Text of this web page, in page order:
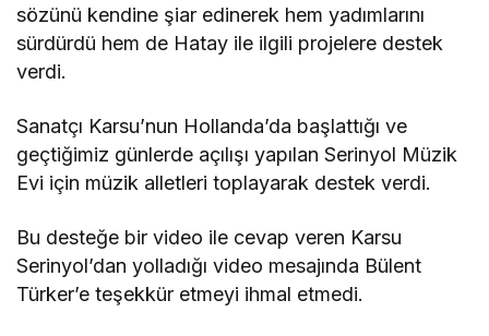
sözünü kendine şiar edinerek hem yadımlarını
sürdürdü hem de Hatay ile ilgili projelere destek
verdi.
Sanatçı Karsu’nun Hollanda’da başlattığı ve
geçtiğimiz günlerde açılışı yapılan Serinyol Müzik
Evi için müzik alletleri toplayarak destek verdi.
Bu desteğe bir video ile cevap veren Karsu
Serinyol’dan yolladığı video mesajında Bülent
Türker’e teşekkür etmeyi ihmal etmedi.